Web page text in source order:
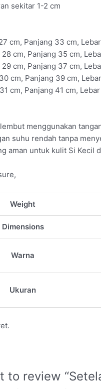
sekitar 1-2 cm
cm, Panjang 33 cm,
cm, Panjang 35 cm,
cm, Panjang 37 cm,
cm, Panjang 39 cm,
cm, Panjang 41 cm,
menggunakan
suhu rendah tanpa
aman untuk kulit Si Kecil
Weight
Dimensions
Warna
Ukuran
to review